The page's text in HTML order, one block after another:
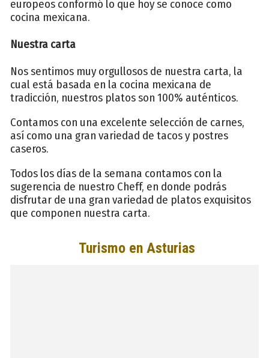
europeos conformó lo que hoy se conoce como
cocina mexicana.
Nuestra carta
Nos sentimos muy orgullosos de nuestra carta, la
cual está basada en la cocina mexicana de
tradicción, nuestros platos son 100% auténticos.
Contamos con una excelente selección de carnes,
así como una gran variedad de tacos y postres
caseros.
Todos los días de la semana contamos con la
sugerencia de nuestro Cheff, en donde podrás
disfrutar de una gran variedad de platos exquisitos
que componen nuestra carta.